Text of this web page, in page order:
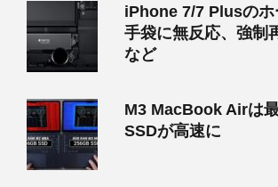
iPhone 7/7 Plusのホ
手袋に無反応、強制
など
M3 MacBook Airは
SSDが高速に